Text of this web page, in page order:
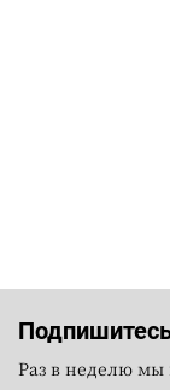
Раз в неделю